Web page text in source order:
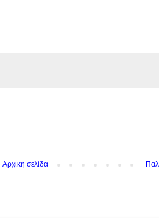
Αρχική σελίδα